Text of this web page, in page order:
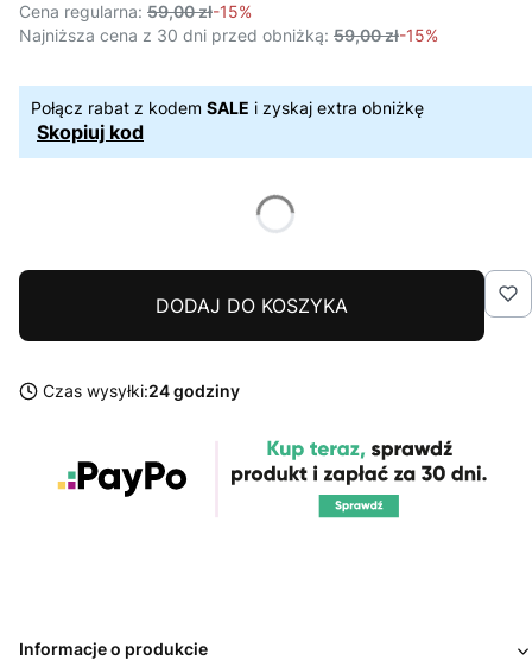
Cena regularna: 59,00 zł-15%
Najniższa cena z 30 dni przed obniżką: 59,00 zł-15%
Połącz rabat z kodem SALE i zyskaj extra obniżkę
Skopiuj kod
DODAJ DO KOSZYKA
Czas wysyłki:24 godziny
Informacje o produkcie